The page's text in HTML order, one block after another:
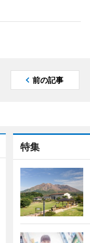
前の記事
特集